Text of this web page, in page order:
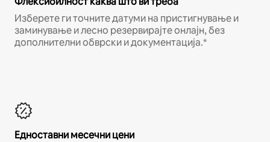
Изберете ги точните датуми на пристигнување и
заминување и лесно резервирајте онлајн, без
дополнителни обврски и документација.*
Едноставни месечни цени